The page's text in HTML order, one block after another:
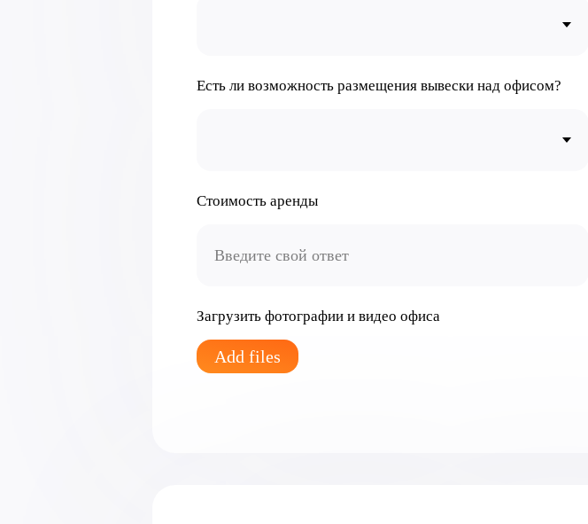
Есть ли возможность размещения вывески над офисом?
Стоимость аренды
Загрузить фотографии и видео офиса
Add files